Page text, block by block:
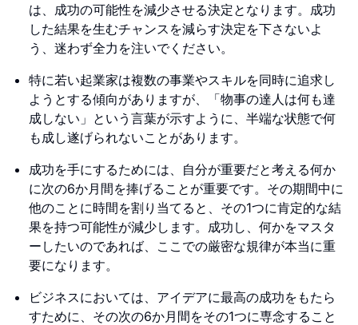
は、成功の可能性を減少させる決定となります。成功
した結果を生むチャンスを減らす決定を下さないよ
う、迷わず全力を注いでください。
特に若い起業家は複数の事業やスキルを同時に追求し
ようとする傾向がありますが、「物事の達人は何も達
成しない」という言葉が示すように、半端な状態で何
も成し遂げられないことがあります。
成功を手にするためには、自分が重要だと考える何か
に次の6か月間を捧げることが重要です。その期間中に
他のことに時間を割り当てると、その1つに肯定的な結
果を持つ可能性が減少します。成功し、何かをマスタ
ーしたいのであれば、ここでの厳密な規律が本当に重
要になります。
ビジネスにおいては、アイデアに最高の成功をもたら
すために、その次の6か月間をその1つに専念すること